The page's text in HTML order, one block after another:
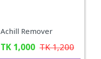
Achill Remover
TK 1,000 TK1,200